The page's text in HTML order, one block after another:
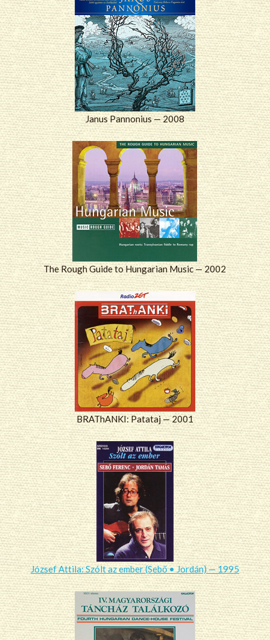
Janus Pannonius — 2008
The Rough Guide to Hungarian Music — 2002
BRAThANKI: Patataj — 2001
József Attila: Szólt az ember (Sebő • Jordán) — 1995